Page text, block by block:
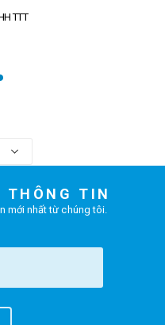
TTT
THÔNG TIN
mới nhất từ chúng tôi.